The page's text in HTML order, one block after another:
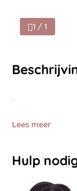
1 / 1
.
Lees meer
Hulp